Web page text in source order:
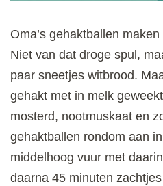
Oma’s gehaktballen
Niet van dat droge spul,
paar sneetjes witbrood.
gehakt met in melk
mosterd, nootmuskaat en
gehaktballen rondom aan
middelhoog vuur met
daarna 45 minuten